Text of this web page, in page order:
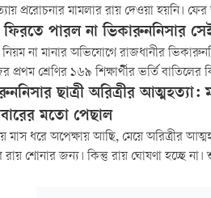
প্ররোচনার মামলার রায় দেওয়া হয়নি। ফের
আজ বৃহস্পতিবার ঢাকার ১২ তম অতিরিক্ত
আল মামুন আত্মহত্যার প্ররোচনার ঘটনার ফের
ফিরতে পারল না ভিকারুননিসার
না মানার অভিযোগে রাজধানীর
প্রথম শ্রেণির ১৬৯ শিক্ষার্থীর ভর্তি
খারিজ করে দিয়েছেন আপিল বিভাগ। ফলে
ওই শিক্ষার্থীরা...
ছাত্রী অরিত্রীর আত্মহত্যা:
মতো পেছাল
মাস ধরে অপেক্ষায় আছি, মেয়ে অরিত্রীর
রায় শোনার জন্য। কিন্তু রায় ঘোষণা হচ্ছে না।